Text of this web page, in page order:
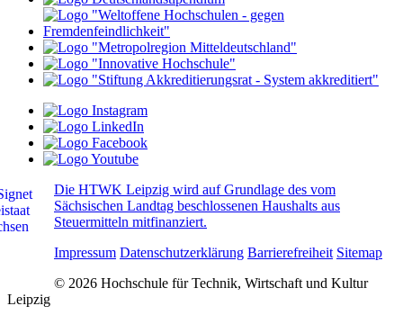
Die HTWK Leipzig wird auf Grundlage des vom
Sächsischen Landtag beschlossenen Haushalts aus
Steuermitteln mitfinanziert.
Impressum Datenschutzerklärung Barrierefreiheit Sitemap
© 2026 Hochschule für Technik, Wirtschaft und Kultur
Leipzig